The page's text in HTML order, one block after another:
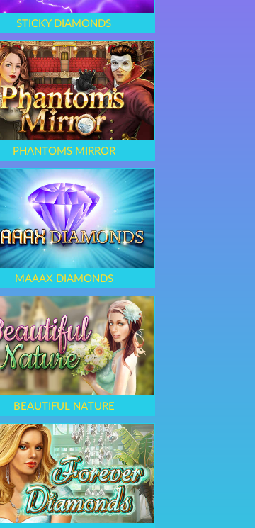
STICKY DIAMONDS
PHANTOMS MIRROR
MAAAX DIAMONDS
BEAUTIFUL NATURE